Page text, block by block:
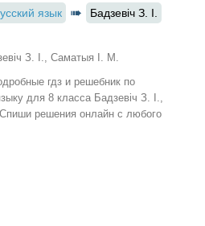
язык Бадзевіч З. І.
З. І., Саматыя І. М.
гдз и решебник по
для 8 класса Бадзевіч З. І.,
решения онлайн с любого